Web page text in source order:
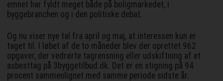
emnet har fyldt meget både på boligmarkedet, i
byggebranchen og i den politiske debat.
Og nu viser nye tal fra april og maj, at interessen kun er
taget til. I løbet af de to måneder blev der oprettet 962
opgaver, der vedrørte tagrensning eller udskiftning af et
asbesttag på 3byggetilbud.dk. Det er en stigning på 94
procent sammenlignet med samme periode sidste år.